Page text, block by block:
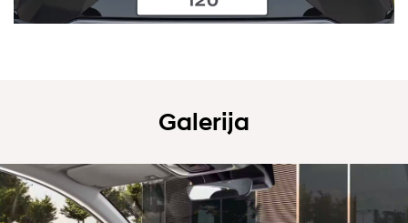
Galerija